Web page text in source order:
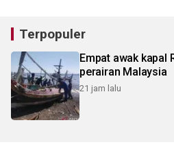
Terpopuler
Empat awak kapal
perairan Malaysia
21 jam lalu